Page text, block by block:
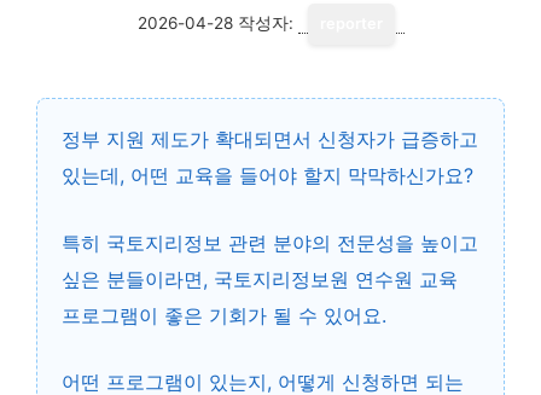
2026-04-28 작성자:
정부 지원 제도가 확대되면서 신청자가 급증하고
있는데, 어떤 교육을 들어야 할지 막막하신가요?
특히 국토지리정보 관련 분야의 전문성을 높이고
싶은 분들이라면, 국토지리정보원 연수원 교육
프로그램이 좋은 기회가 될 수 있어요.
어떤 프로그램이 있는지, 어떻게 신청하면 되는